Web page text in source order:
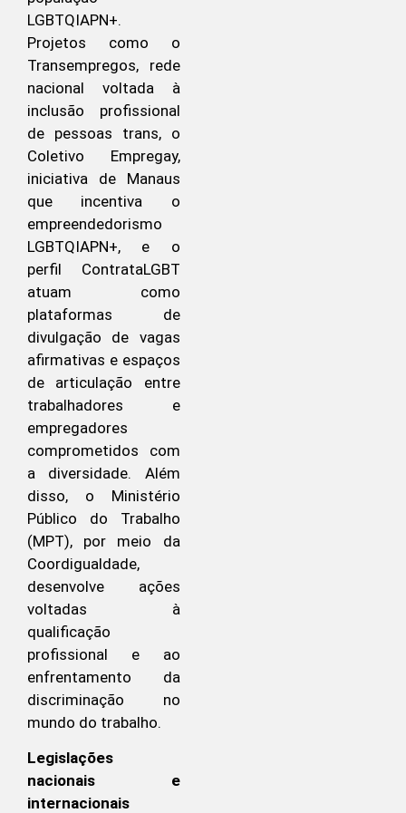
LGBTQIAPN+.
Projetos como o
Transempregos, rede
nacional voltada à
inclusão profissional
de pessoas trans, o
Coletivo Empregay,
iniciativa de Manaus
que incentiva o
empreendedorismo
LGBTQIAPN+, e o
perfil ContrataLGBT
atuam como
plataformas de
divulgação de vagas
afirmativas e espaços
de articulação entre
trabalhadores e
empregadores
comprometidos com
a diversidade. Além
disso, o Ministério
Público do Trabalho
(MPT), por meio da
Coordigualdade,
desenvolve ações
voltadas à
qualificação
profissional e ao
enfrentamento da
discriminação no
mundo do trabalho.
Legislações
nacionais e
internacionais